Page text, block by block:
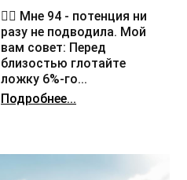
❤️‍🔥 Мне 94 - потенция ни
разу не подводила. Мой
вам совет: Перед
близостью глотайте
ложку 6%-го...
Подробнее...